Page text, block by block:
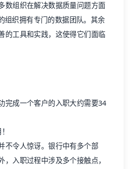
数组织在解决数据质量问题方面
组织拥有专门的数据团队。其余
的工具和实践，这使得它们面临
完成一个客户的入职大约需要34
不令人惊讶。银行中有多个部
，入职过程中涉及多个接触点，